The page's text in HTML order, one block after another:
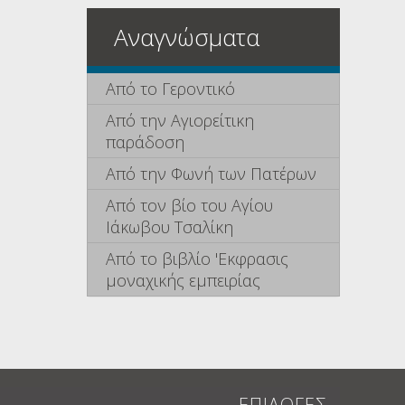
Αναγνώσματα
Από το Γεροντικό
Από την Αγιορείτικη
παράδοση
Από την Φωνή των Πατέρων
Από τον βίο του Αγίου
Ιάκωβου Τσαλίκη
Από το βιβλίο 'Εκφρασις
μοναχικής εμπειρίας